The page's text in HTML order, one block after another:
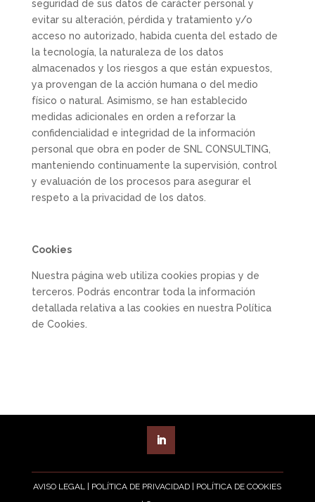
seguridad de sus datos de carácter personal y
evitar su alteración, pérdida y tratamiento y/o
acceso no autorizado, habida cuenta del estado de
la tecnología, la naturaleza de los datos
almacenados y los riesgos a que están expuestos,
ya provengan de la acción humana o del medio
físico o natural. Asimismo, se han establecido
medidas adicionales en orden a reforzar la
confidencialidad e integridad de la información
personal que obra en poder de SNL CONSULTING,
manteniendo continuamente la supervisión, control
y evaluación de los procesos para asegurar el
respeto a la privacidad de los datos.
Cookies
Nuestra página web utiliza cookies propias y de
terceros. Podrás encontrar toda la información
detallada relativa a las cookies en nuestra Política
de Cookies.
AVISO LEGAL POLÍTICA DE PRIVACIDAD
POLÍTICA DE COOKIES